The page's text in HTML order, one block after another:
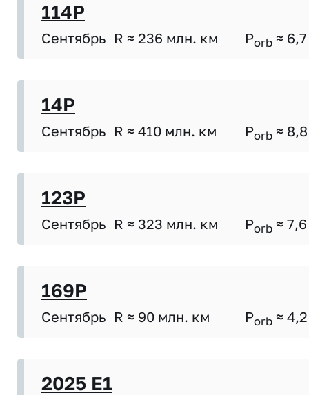
114P
Сентябрь R ≈ 236 млн. км Porb ≈ 6,7
14P
Сентябрь R ≈ 410 млн. км Porb ≈ 8,8
123P
Сентябрь R ≈ 323 млн. км Porb ≈ 7,6
169P
Сентябрь R ≈ 90 млн. км Porb ≈ 4,2
2025 E1